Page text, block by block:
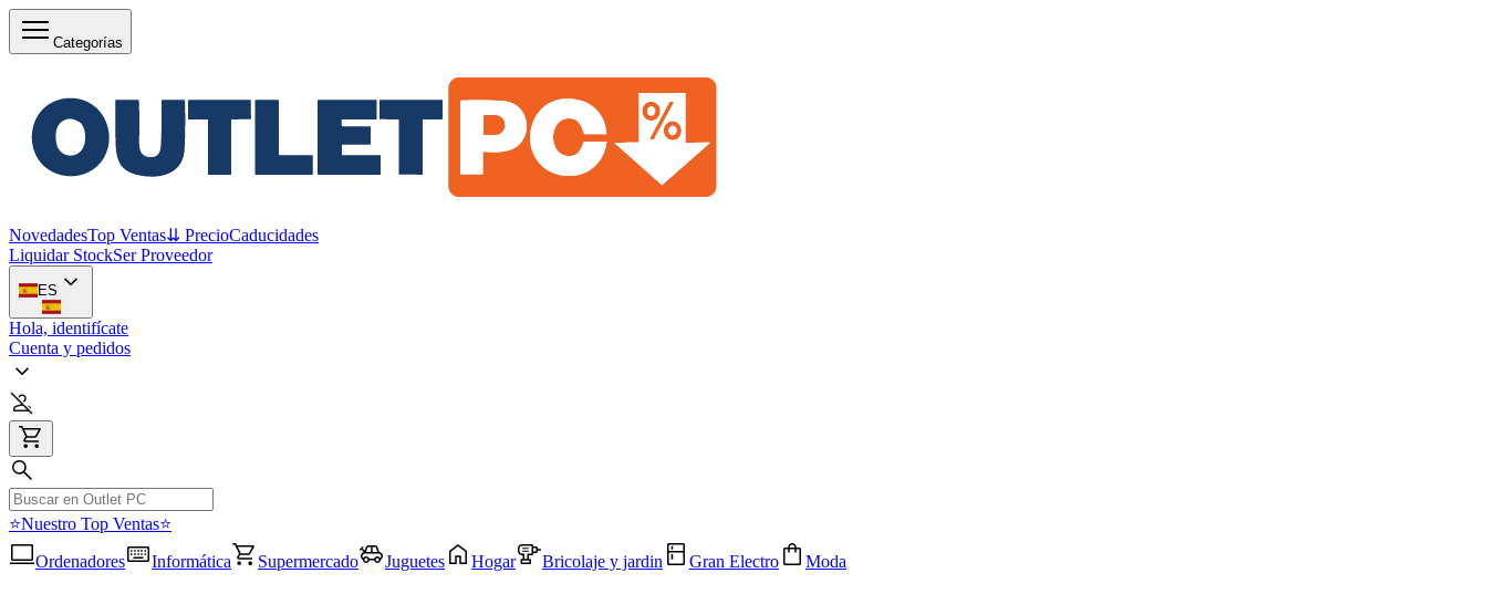
Categorías
NovedadesTop Ventas⇊ PrecioCaducidades
Liquidar StockSer Proveedor
ES
Hola, identifícate
Cuenta y pedidos
⭐Nuestro Top Ventas⭐
Ordenadores
Informática Supermercado Juguetes Hogar Bricolaje y jardin Gran Electro Moda